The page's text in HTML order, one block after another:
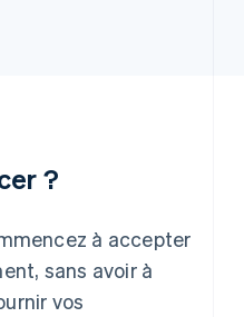
?
à accepter
sans avoir à
vos